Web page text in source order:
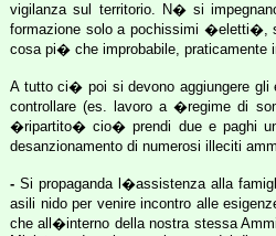
vigilanza sul territorio. N� si
formazione solo a pochissimi �eletti�,
cosa pi� che improbabile, praticamente
A tutto ci� poi si devono aggiungere gli
controllare (es. lavoro a �regime di
�ripartito� cio� prendi due e paghi
desanzionamento di numerosi illeciti
- Si propaganda l�assistenza alla
asili nido per venire incontro alle
che all�interno della nostra stessa